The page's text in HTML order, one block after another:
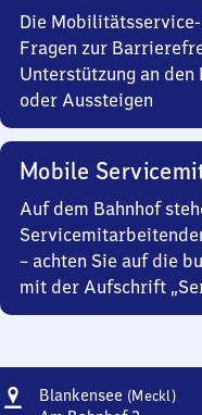
Die
Fragen zur
Unterstützung an den
oder Aussteigen
Mobile
Auf dem Bahnhof
– achten Sie auf die
mit der Aufschrift
Adresse
Blankensee (Meckl)